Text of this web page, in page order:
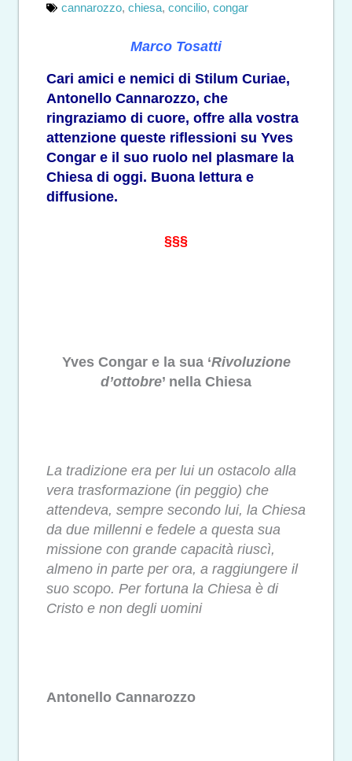
cannarozzo, chiesa, concilio, congar
Marco Tosatti
Cari amici e nemici di Stilum Curiae,
Antonello Cannarozzo, che
ringraziamo di cuore, offre alla vostra
attenzione queste riflessioni su Yves
Congar e il suo ruolo nel plasmare la
Chiesa di oggi. Buona lettura e
diffusione.
§§§
Yves Congar e la sua ‘Rivoluzione
d’ottobre’ nella Chiesa
La tradizione era per lui un ostacolo alla
vera trasformazione (in peggio) che
attendeva, sempre secondo lui, la Chiesa
da due millenni e fedele a questa sua
missione con grande capacità riuscì,
almeno in parte per ora, a raggiungere il
suo scopo. Per fortuna la Chiesa è di
Cristo e non degli uomini
Antonello Cannarozzo